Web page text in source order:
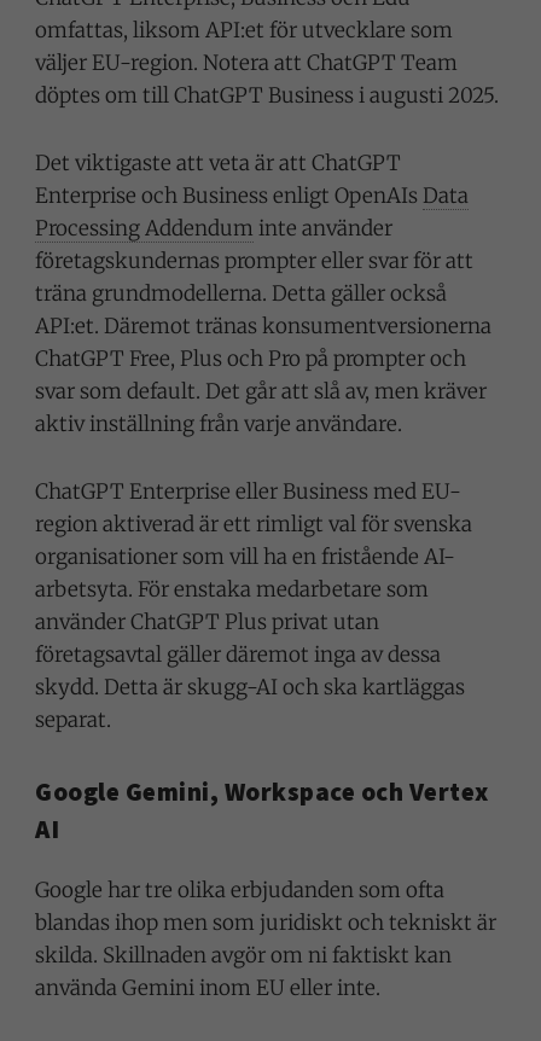
omfattas, liksom API:et för utvecklare som
väljer EU-region. Notera att ChatGPT Team
döptes om till ChatGPT Business i augusti 2025.
Det viktigaste att veta är att ChatGPT
Enterprise och Business enligt OpenAIs Data
Processing Addendum inte använder
företagskundernas prompter eller svar för att
träna grundmodellerna. Detta gäller också
API:et. Däremot tränas konsumentversionerna
ChatGPT Free, Plus och Pro på prompter och
svar som default. Det går att slå av, men kräver
aktiv inställning från varje användare.
ChatGPT Enterprise eller Business med EU-
region aktiverad är ett rimligt val för svenska
organisationer som vill ha en fristående AI-
arbetsyta. För enstaka medarbetare som
använder ChatGPT Plus privat utan
företagsavtal gäller däremot inga av dessa
skydd. Detta är skugg-AI och ska kartläggas
separat.
Google Gemini, Workspace och Vertex
AI
Google har tre olika erbjudanden som ofta
blandas ihop men som juridiskt och tekniskt är
skilda. Skillnaden avgör om ni faktiskt kan
använda Gemini inom EU eller inte.